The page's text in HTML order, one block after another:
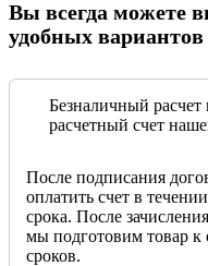
Вы всегда можете
удобных
Безналичный расчет
расчетный счет
После подписания
оплатить счет в
срока. После
мы подготовим товар к
сроков.